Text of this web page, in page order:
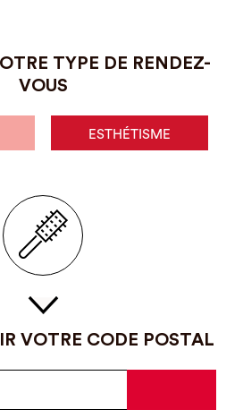
TYPE DE RENDEZ-
VOUS
ESTHÉTISME
VOTRE CODE POSTAL